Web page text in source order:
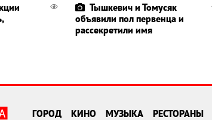
Тышкевич и Томусяк
объявили пол первенца и
рассекретили имя
ГОРОД КИНО МУЗЫКА РЕСТОРАНЫ